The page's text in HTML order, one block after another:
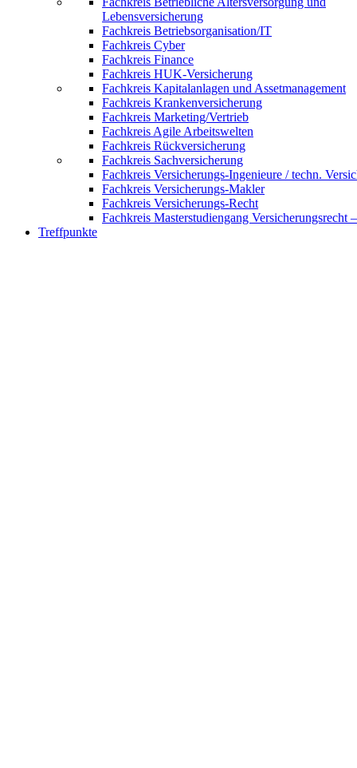
Lebensversicherung
Fachkreis Betriebsorganisation/IT
Fachkreis Cyber
Fachkreis Finance
Fachkreis HUK-Versicherung
Fachkreis Kapitalanlagen und Assetmanagement
Fachkreis Krankenversicherung
Fachkreis Marketing/Vertrieb
Fachkreis Agile Arbeitswelten
Fachkreis Rückversicherung
Fachkreis Sachversicherung
Fachkreis Versicherungs-Ingenieure / techn.
Fachkreis Versicherungs-Makler
Fachkreis Versicherungs-Recht
Fachkreis Masterstudiengang Versicherungsrecht
Treffpunkte